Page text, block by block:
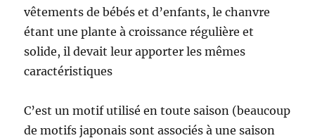
vêtements de bébés et d’enfants, le chanvre
étant une plante à croissance régulière et
solide, il devait leur apporter les mêmes
caractéristiques
C’est un motif utilisé en toute saison (beaucoup
de motifs japonais sont associés à une saison